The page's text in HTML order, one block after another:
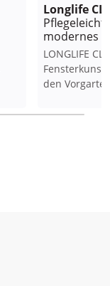
Longlife
modernes
LONGLIFE
den